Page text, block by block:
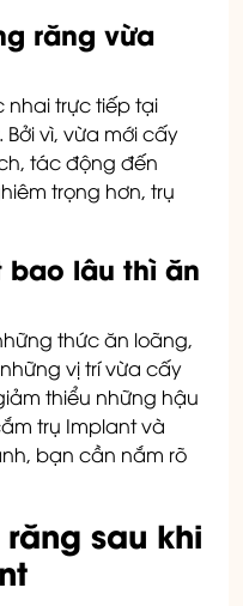
răng vừa
nhai trực tiếp tại
vì, vừa mới cấy
tác động đến
trọng hơn, trụ
bao lâu thì ăn
thức ăn loãng,
vị trí vừa cấy
thiểu những hậu
trụ Implant và
bạn cần nắm rõ
sau khi